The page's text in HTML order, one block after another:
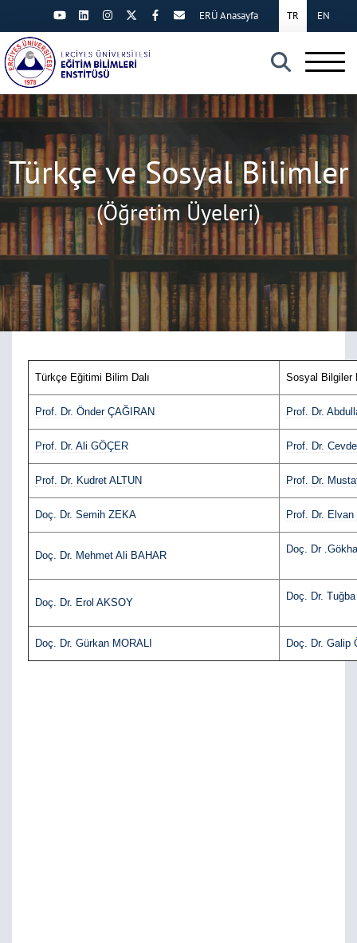
×
TR EN
ERÜ Anasayfa
Türkçe ve Sosyal Bilimler
(Öğretim Üyeleri)
Türkçe Eğitimi Bilim Dalı Sosyal Bilgiler
Prof. Dr. Önder ÇAĞIRAN Prof. Dr.
Prof. Dr. Ali GÖÇER Prof. Dr.
Prof. Dr. Kudret ALTUN Prof. Dr.
Doç. Dr. Semih ZEKA Prof. Dr.
Doç. Dr. Mehmet Ali BAHAR
Doç. Dr
Doç. Dr. Erol AKSOY
Doç. Dr.
Doç. Dr. Gürkan MORALI Doç. Dr. Galip